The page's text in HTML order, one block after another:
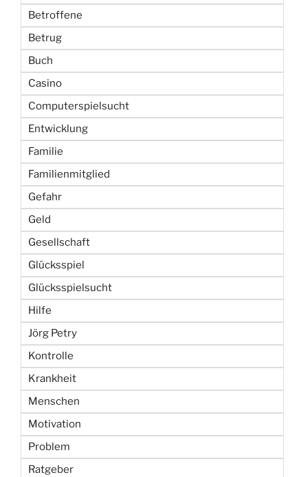
Betroffene
Betrug
Buch
Casino
Computerspielsucht
Entwicklung
Familie
Familienmitglied
Gefahr
Geld
Gesellschaft
Glücksspiel
Glücksspielsucht
Hilfe
Jörg Petry
Kontrolle
Krankheit
Menschen
Motivation
Problem
Ratgeber